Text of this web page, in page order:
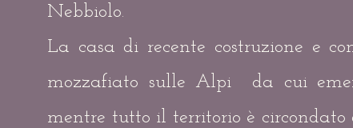
Nebbiolo.
La casa di recente costruzione e
mozzafiato sulle Alpi da cui
mentre tutto il territorio è